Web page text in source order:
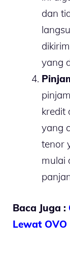
dan
yang
kredit
yang
tenor
mulai
Baca Juga :
Lewat OVO